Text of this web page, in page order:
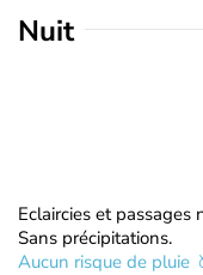
Nuit
Eclaircies et passages
Sans précipitations.
Aucun risque de pluie